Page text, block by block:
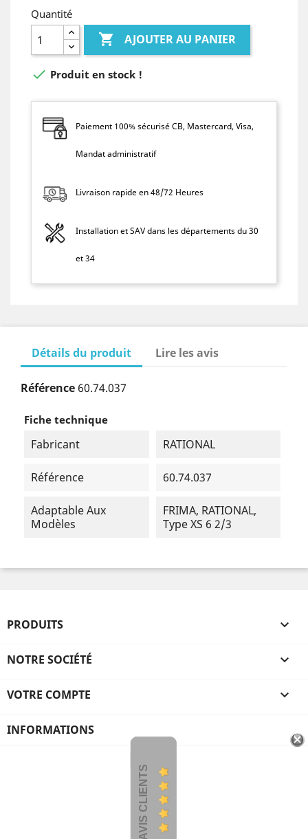
Quantité
 AJOUTER AU PANIER
 Produit en stock !
Paiement 100% sécurisé CB, Mastercard, Visa,
Mandat administratif
Livraison rapide en 48/72 Heures
Installation et SAV dans les départements du 30
et 34
Détails du produit Lire les avis
Référence 60.74.037
Fiche technique
Fabricant RATIONAL
Référence 60.74.037
Adaptable Aux
Modèles
FRIMA, RATIONAL,
Type XS 6 2/3
PRODUITS 
NOTRE SOCIÉTÉ 
VOTRE COMPTE 
INFORMATIONS
AVIS CLIENTS